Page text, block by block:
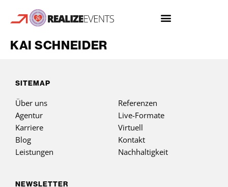
KAI SCHNEIDER
SITEMAP
Über uns
Agentur
Karriere
Blog
Leistungen
Referenzen
Live-Formate
Virtuell
Kontakt
Nachhaltigkeit
NEWSLETTER